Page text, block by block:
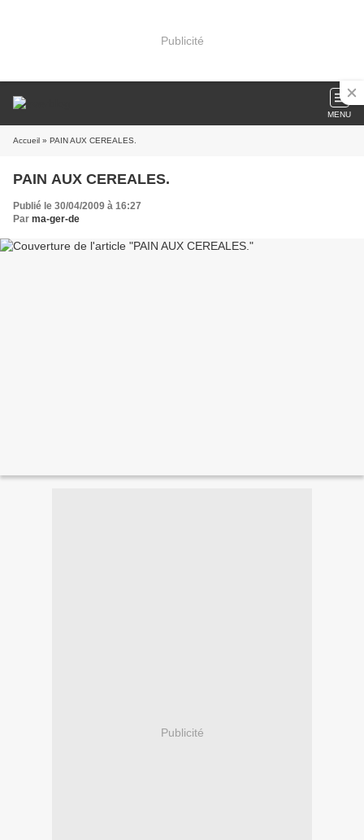
Publicité
MENU
Accueil » PAIN AUX CEREALES.
PAIN AUX CEREALES.
Publié le 30/04/2009 à 16:27
Par ma-ger-de
Publicité